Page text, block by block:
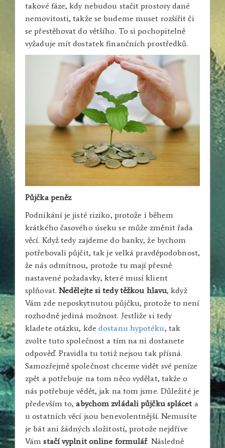
takové fáze, kdy nebudou stačit prostory dané
nemovitosti, takže se budeme muset rozšířit či
se přestěhovat do většího. To si pochopitelně
vyžaduje mít dostatek finančních prostředků.
Půjčka peněz
Podnikání je jisté riziko, protože i během
krátkého časového úseku se může změnit řada
věcí. Když tedy zajdeme do banky, že bychom
potřebovali půjčit, tak je velká pravděpodobnost,
že nás odmítnou, protože tu mají přesně
nastavené požadavky, které musí klient
splňovat. Nedělejte si tedy těžkou hlavu, když
Vám zde neposkytnutou půjčku, protože to není
rozhodně jediná možnost. Jestliže si tedy
kladete otázku, kde dostanu hypotéku, tak
zvolte tuto společnost a tím na ni dostanete
odpověď. Pravidla tu totiž nejsou tak přísná.
Samozřejmě společnost chceme vidět své peníze
zpět a potřebuje na tom něco vydělat, takže o
nás potřebuje vědět, jak na tom jsme. Důležité je
především to,abychom zvládali půjčku splácet a
u ostatních věcí jsou benevolentnější. Nemusíte
je bát ani žádných složitostí, protože nejdříve
Vámstačí vyplnit online formulář. Následně